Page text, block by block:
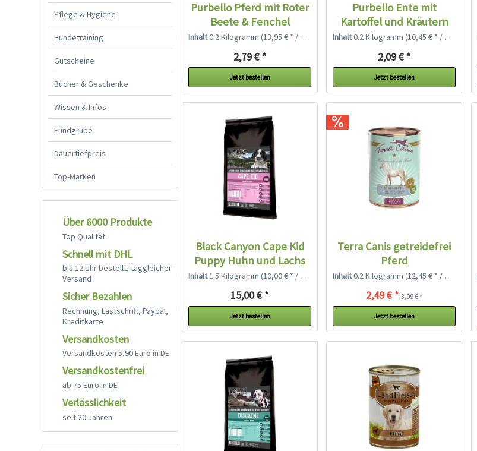
Pflege & Hygiene
Hundetraining
Gutscheine
Bücher & Geschenke
Wissen & Infos
Fundgrube
Dauertiefpreis
Top-Marken
Über 6000 Produkte
Top Qualität
Schnell mit DHL
bis 12 Uhr bestellt, taggleicher
Versand
Sicher Bezahlen
Rechnung, Lastschrift, Paypal,
Kreditkarte
Versandkosten
Versandkosten 5,90 Euro in DE
Versandkostenfrei
ab 75 Euro in DE
Verlässlichkeit
seit 20 Jahren
Purbello Pferd mit Roter
Beete & Fenchel
Inhalt0.2 Kilogramm(13,95 € * / 1 Kilogramm)
2,79 € *
Jetzt bestellen
Purbello Ente mit
Kartoffel und Kräutern
Inhalt0.2 Kilogramm(10,45 € * / 1 Kilogramm)
2,09 € *
Jetzt bestellen
Black Canyon Cape Kid
Puppy Huhn und Lachs
Inhalt1.5 Kilogramm(10,00 € * / 1 Kilogramm)
15,00 € *
Jetzt bestellen
Terra Canis getreidefrei
Pferd
Inhalt0.2 Kilogramm(12,45 € * / 1 Kilogramm)
2,49 € * 3,99 € *
Jetzt bestellen